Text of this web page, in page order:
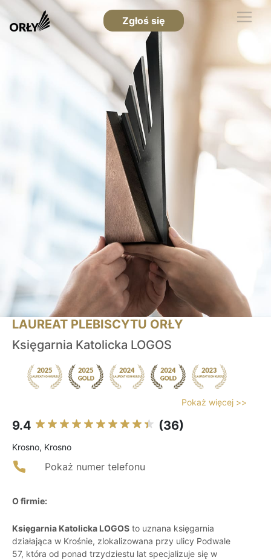
Zgłoś się
LAUREAT PLEBISCYTU ORŁY
Księgarnia Katolicka LOGOS
Pokaż więcej >>
9.4 (36)
Krosno, Krosno
Pokaż numer telefonu
O firmie:
Księgarnia Katolicka LOGOS to uznana księgarnia
działająca w Krośnie, zlokalizowana przy ulicy Podwale
57, która od ponad trzydziestu lat specjalizuje się w